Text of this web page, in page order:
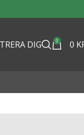
DIG 0 0